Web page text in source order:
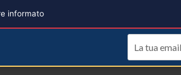
informato